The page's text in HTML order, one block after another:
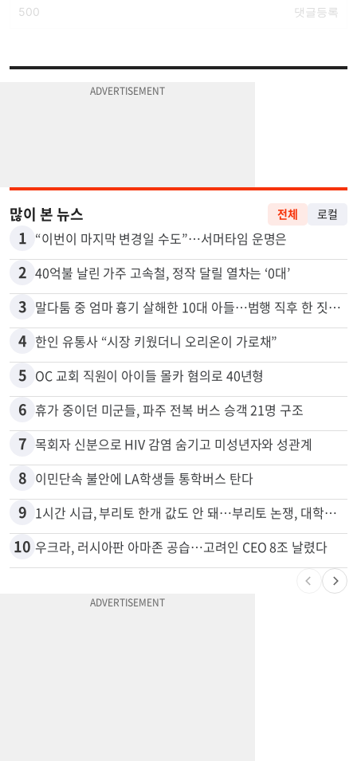
많이 본 뉴스
1 “이번이 마지막 변경일 수도”…서머타임 운명은
2 40억불 날린 가주 고속철, 정작 달릴 열차는 ‘0대’
3
4 한인 유통사 “시장 키웠더니 오리온이 가로채”
5 OC 교회 직원이 아이들 몰카 혐의로 40년형
6 휴가 중이던 미군들, 파주 전복 버스 승객 21명 구조
7 목회자 신분으로 HIV 감염 숨기고 미성년자와 성관계
8 이민단속 불안에 LA학생들 통학버스 탄다
9 1시간 시급, 부리토 한개 값도 안 돼…부리토 논쟁, 대학생들 하소연
우크라, 러시아판 아마존 공습…고려인 CEO 8조 날렸다